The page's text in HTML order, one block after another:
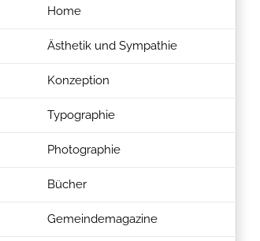
Home
Ästhetik und Sympathie
Konzeption
Typographie
Photographie
Bücher
Gemeindemagazine